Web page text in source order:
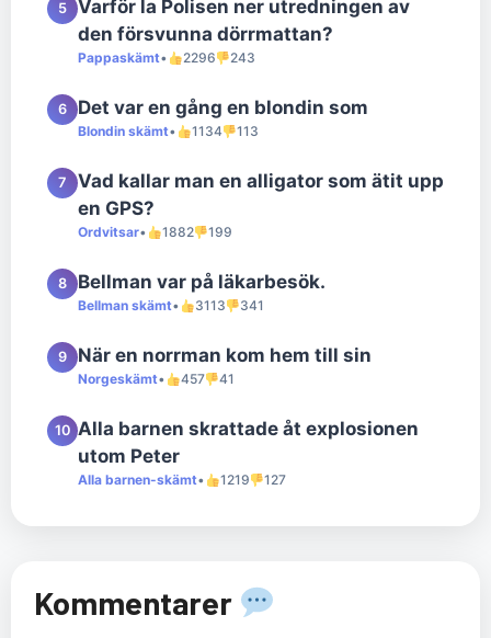
5
Varför la Polisen ner utredningen av
den försvunna dörrmattan?
Pappaskämt• 2296 243
6 Det var en gång en blondin som
Blondin skämt• 1134 113
7
Vad kallar man en alligator som ätit upp
en GPS?
Ordvitsar• 1882 199
8 Bellman var på läkarbesök.
Bellman skämt• 3113 341
9 När en norrman kom hem till sin
Norgeskämt• 457 41
10 Alla barnen skrattade åt explosionen
utom Peter
Alla barnen-skämt• 1219 127
Kommentarer